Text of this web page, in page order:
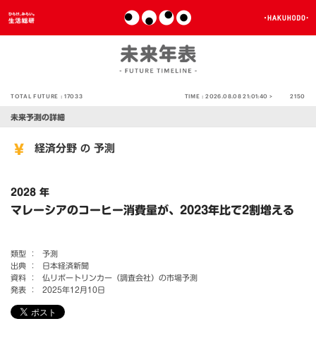
TOTAL FUTURE :17033 TIME :2026.08.08 21:01:40 > 2150
未来予測の詳細
経済分野 の 予測
2028 年
マレーシアのコーヒー消費量が、2023年比で2割増える
類型 ：
予測
出典 ：
日本経済新聞
資料 ：
仏リポートリンカー（調査会社）の市場予測
発表 ：
2025年12月10日